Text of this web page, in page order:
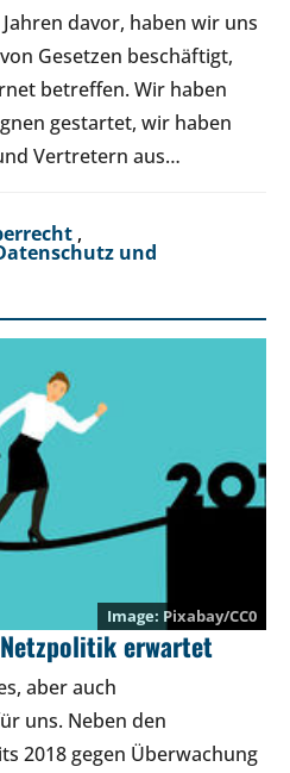
davor, haben wir uns
Gesetzen beschäftigt,
betreffen. Wir haben
gestartet, wir haben
Vertretern aus…
,
und
Pixabay/CC0
erwartet
aber auch
uns. Neben den
2018 gegen Überwachung